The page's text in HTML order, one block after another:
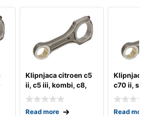
Klipnjaca citroen c5
ii, c5 iii, kombi, c8,
jumpy ii;
Read more
c70 ii,
Read